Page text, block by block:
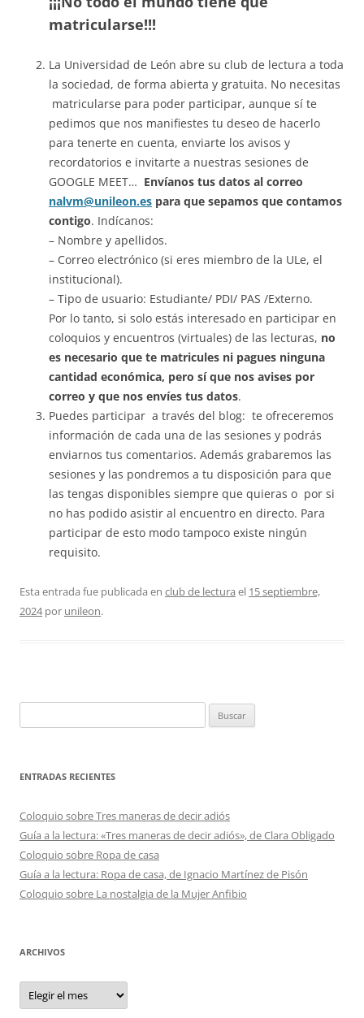
matricularse!!!
La Universidad de León abre su club de lectura a toda
la sociedad, de forma abierta y gratuita. No necesitas
matricularse para poder participar, aunque sí te
pedimos que nos manifiestes tu deseo de hacerlo
para tenerte en cuenta, enviarte los avisos y
recordatorios e invitarte a nuestras sesiones de
GOOGLE MEET… Envíanos tus datos al correo
nalvm@unileon.es para que sepamos que contamos
contigo. Indícanos:
– Nombre y apellidos.
– Correo electrónico (si eres miembro de la ULe, el
institucional).
– Tipo de usuario: Estudiante/ PDI/ PAS /Externo.
Por lo tanto, si solo estás interesado en participar en
coloquios y encuentros (virtuales) de las lecturas, no
es necesario que te matricules ni pagues ninguna
cantidad económica, pero sí que nos avises por
correo y que nos envíes tus datos.
Puedes participar a través del blog: te ofreceremos
información de cada una de las sesiones y podrás
enviarnos tus comentarios. Además grabaremos las
sesiones y las pondremos a tu disposición para que
las tengas disponibles siempre que quieras o por si
no has podido asistir al encuentro en directo. Para
participar de esto modo tampoco existe ningún
requisito.
Esta entrada fue publicada en club de lectura el 15 septiembre,
2024por unileon.
ENTRADAS RECIENTES
Coloquio sobre Tres maneras de decir adiós
Guía a la lectura: «Tres maneras de decir adiós», de Clara Obligado
Coloquio sobre Ropa de casa
Guía a la lectura: Ropa de casa, de Ignacio Martínez de Pisón
Coloquio sobre La nostalgia de la Mujer Anfibio
ARCHIVOS
Archivos